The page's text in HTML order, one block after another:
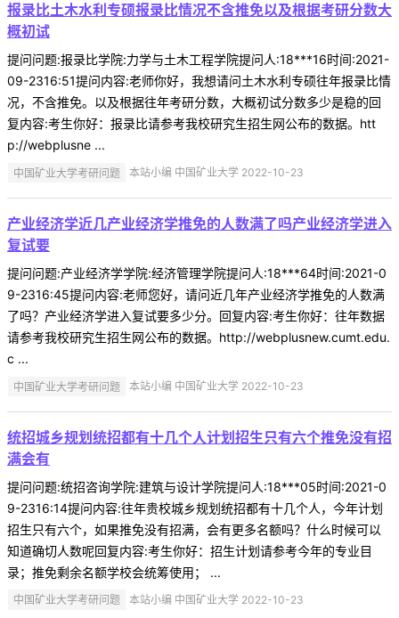
报录比土木水利专硕报录比情况不含推免以及根据考研分数大
概初试
提问问题:报录比学院:力学与土木工程学院提问人:18***16时间:2021-
09-2316:51提问内容:老师你好，我想请问土木水利专硕往年报录比情
况，不含推免。以及根据往年考研分数，大概初试分数多少是稳的回
复内容:考生你好：报录比请参考我校研究生招生网公布的数据。htt
p://webplusne ...
中国矿业大学考研问题 本站小编 中国矿业大学 2022-10-23
产业经济学近几产业经济学推免的人数满了吗产业经济学进入
复试要
提问问题:产业经济学学院:经济管理学院提问人:18***64时间:2021-0
9-2316:45提问内容:老师您好，请问近几年产业经济学推免的人数满
了吗？产业经济学进入复试要多少分。回复内容:考生你好：往年数据
请参考我校研究生招生网公布的数据。http://webplusnew.cumt.edu.
c ...
中国矿业大学考研问题 本站小编 中国矿业大学 2022-10-23
统招城乡规划统招都有十几个人计划招生只有六个推免没有招
满会有
提问问题:统招咨询学院:建筑与设计学院提问人:18***05时间:2021-0
9-2316:14提问内容:往年贵校城乡规划统招都有十几个人，今年计划
招生只有六个，如果推免没有招满，会有更多名额吗？什么时候可以
知道确切人数呢回复内容:考生你好：招生计划请参考今年的专业目
录；推免剩余名额学校会统筹使用； ...
中国矿业大学考研问题 本站小编 中国矿业大学 2022-10-23